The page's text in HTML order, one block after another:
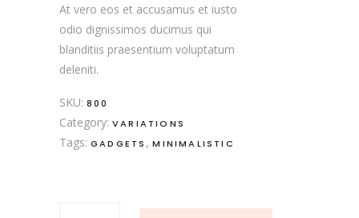
At vero eos et accusamus et iusto
odio dignissimos ducimus qui
blanditiis praesentium voluptatum
deleniti.
SKU: 800
Category: VARIATIONS
Tags: GADGETS ,MINIMALISTIC